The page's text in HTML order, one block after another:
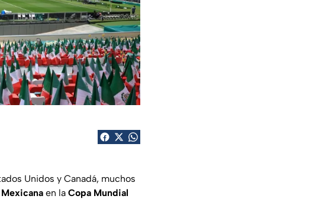
Unidos y Canadá, muchos
en la Copa Mundial